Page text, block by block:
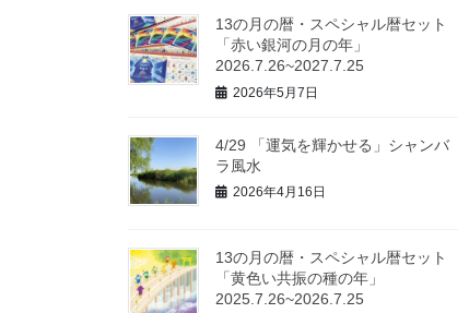
13の月の暦・スペシャル暦セット
「赤い銀河の月の年」
2026.7.26~2027.7.25
2026年5月7日
4/29 「運気を輝かせる」シャンバ
ラ風水
2026年4月16日
13の月の暦・スペシャル暦セット
「黄色い共振の種の年」
2025.7.26~2026.7.25